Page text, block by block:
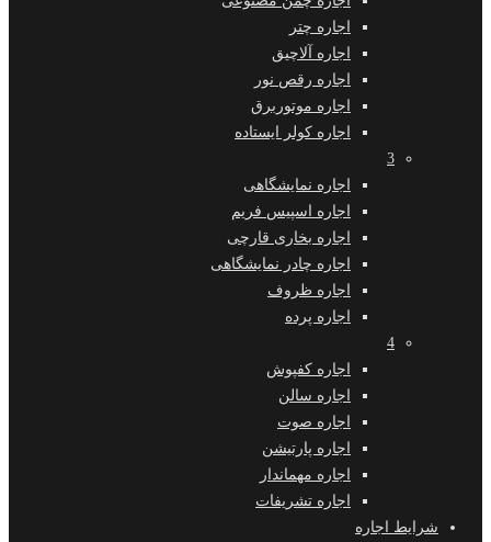
اجاره چتر
اجاره آلاچیق
اجاره رقص نور
اجاره موتوربرق
اجاره کولر ایستاده
3
اجاره نمایشگاهی
اجاره اسپیس فریم
اجاره بخاری قارچی
اجاره چادر نمایشگاهی
اجاره ظروف
اجاره پرده
4
اجاره کفپوش
اجاره سالن
اجاره صوت
اجاره پارتیشن
اجاره مهماندار
اجاره تشریفات
شرایط اجاره